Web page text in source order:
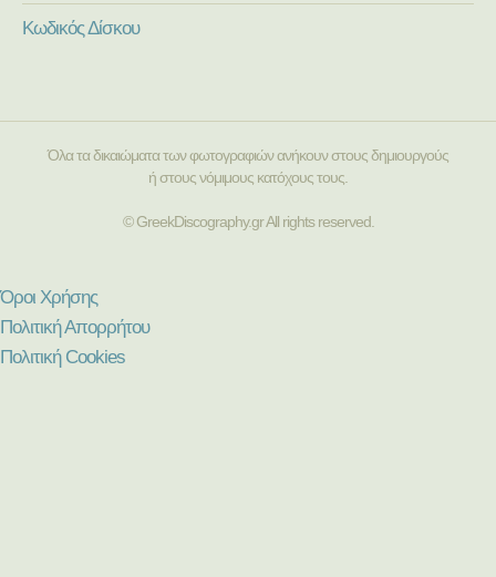
Κωδικός Δίσκου
Όλα τα δικαιώματα των φωτογραφιών ανήκουν στους δημιουργούς
ή στους νόμιμους κατόχους τους.
© GreekDiscography.gr All rights reserved.
Όροι Χρήσης
Πολιτική Απορρήτου
Πολιτική Cookies